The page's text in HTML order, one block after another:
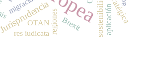
sostenibilidad
regiones Brexit
res iudicata
OTAN aplicación